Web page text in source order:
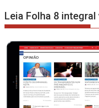
Leia Folha 8